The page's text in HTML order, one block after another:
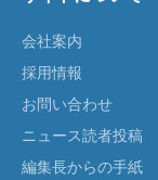
会社案内
採用情報
お問い合わせ
ニュース読者投稿
編集長からの手紙